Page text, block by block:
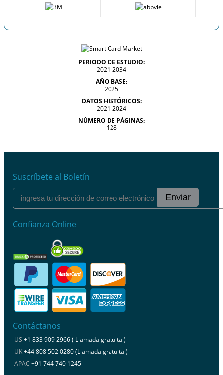
PERIODO DE ESTUDIO:
2021-2034
AÑO BASE:
2025
DATOS HISTÓRICOS:
2021-2024
NÚMERO DE PÁGINAS:
128
Suscríbete al Boletín
Enviar
Confianza Online
Contáctanos
US +1 833 909 2966 ( Llamada gratuita )
UK+44 808 502 0280 (Llamada gratuita )
APAC +91 744 740 1245